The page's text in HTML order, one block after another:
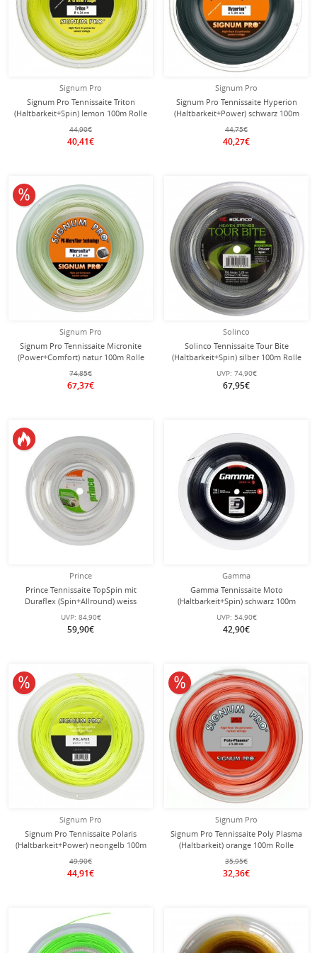
Signum Pro
Signum Pro Tennissaite Triton
(Haltbarkeit+Spin) lemon 100m Rolle
44,90€
40,41€
Signum Pro
Signum Pro Tennissaite Hyperion
(Haltbarkeit+Power) schwarz 100m
Rolle
44,75€
40,27€
Signum Pro
Signum Pro Tennissaite Micronite
(Power+Comfort) natur 100m Rolle
74,85€
67,37€
10% reduziert
Solinco
Solinco Tennissaite Tour Bite
(Haltbarkeit+Spin) silber 100m Rolle
UVP: 74,90€
67,95€
Prince
Prince Tennissaite TopSpin mit
Duraflex (Spin+Allround) weiss
100m Rolle
UVP: 84,90€
59,90€
Gamma
Gamma Tennissaite Moto
(Haltbarkeit+Spin) schwarz 100m
Rolle
UVP: 54,90€
42,90€
Signum Pro
Signum Pro Tennissaite Polaris
(Haltbarkeit+Power) neongelb 100m
Rolle
49,90€
44,91€
10% reduziert
Signum Pro
Signum Pro Tennissaite Poly Plasma
(Haltbarkeit) orange 100m Rolle
35,95€
32,36€
10% reduziert